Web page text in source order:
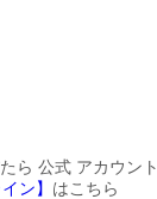
ら 公式 アカウント
ン】 はこちら